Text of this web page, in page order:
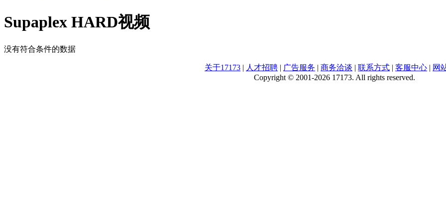
Supaplex HARD视频
没有符合条件的数据
关于17173 | 人才招聘 | 广告服务 | 商务洽谈 | 联系方式 | 客服中心 | 网
Copyright © 2001-2026 17173. All rights reserved.